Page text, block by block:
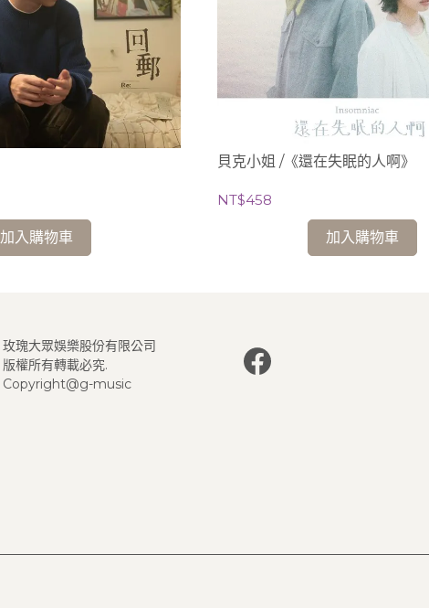
加入購物車
貝克小姐 /《還在失眠的人啊》
NT$458
加入購物車
玫瑰大眾娛樂股份有限公司
版權所有轉載必究.
Copyright@g-music